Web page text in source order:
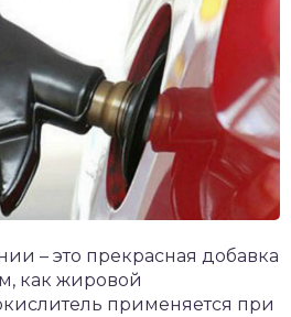
– это прекрасная добавка
как жировой
применяется при